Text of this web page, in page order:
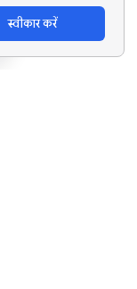
स्वीकार करें